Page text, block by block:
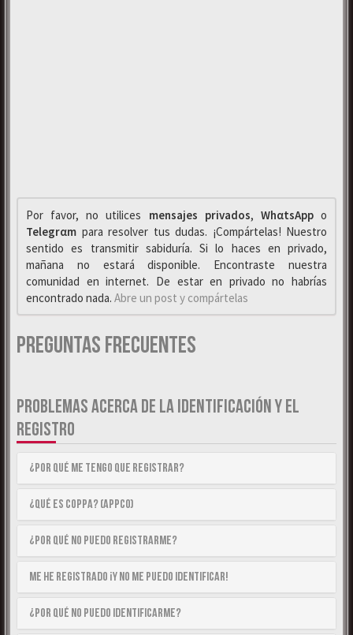
Por favor, no utilices mensajes privados, WhαtsAppo
Telegrαm para resolver tus dudas. ¡Compártelas! Nuestro
sentido es transmitir sabiduría. Si lo haces en privado,
mañana no estará disponible. Encontraste nuestra
comunidad en internet. De estar en privado no habrías
encontrado nada. Abre un post y compártelas
Preguntas Frecuentes
PROBLEMAS ACERCA DE LA IDENTIFICACIÓN Y EL
REGISTRO
¿Por qué me tengo que registrar?
¿Qué es COPPA? (APPCO)
¿Por qué no puedo registrarme?
Me he registrado ¡y no me puedo identificar!
¿Por qué no puedo identificarme?